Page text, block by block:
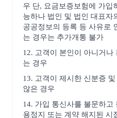
우 단, 요금보증보험에 가입
능하나 법인 및 법인 대표자
공공정보의 등록 등 사유로
는 경우는 추가개통 불가
12. 고객이 본인이 아니거
는 경우
13. 고객이 제시한 신분증
않은 경우
14. 가입 통신사를 불문하고
용정지 또는 계약 해지된 시